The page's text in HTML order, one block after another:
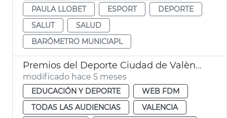
PAULA LLOBET
ESPORT
DEPORTE
SALUT
SALUD
BARÓMETRO MUNICIAPL
Premios del Deporte Ciudad de València
modificado hace 5 meses
EDUCACIÓN Y DEPORTE
WEB FDM
TODAS LAS AUDIENCIAS
VALENCIA